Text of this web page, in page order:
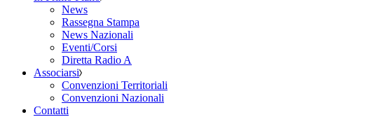
News
Rassegna Stampa
News Nazionali
Eventi/Corsi
Diretta Radio A
Associarsi
Convenzioni Territoriali
Convenzioni Nazionali
Contatti